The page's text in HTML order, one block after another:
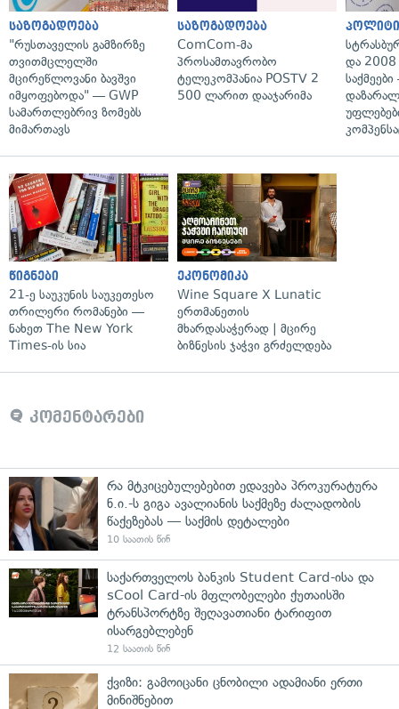
საზოგადოება
"რუსთაველის გამზირზე
თვითმცლელში
მცირეწლოვანი ბავშვი
იმყოფებოდა" — GWP
სამართლებრივ ზომებს
მიმართავს
საზოგადოება
ComCom-მა
პროსამთავრობო
ტელეკომპანია POSTV 2
500 ლარით დააჯარიმა
და 2008
წიგნები
21-ე საუკუნის საუკეთესო
თრილერი რომანები —
ნახეთ The New York
Times-ის სია
ეკონომიკა
Wine Square X Lunatic
ერთმანეთის
მხარდასაჭერად | მცირე
ბიზნესის ჯაჭვი გრძელდება
კომენტარები
რა მტკიცებულებებით ედავება პროკურატურა
ნ.ი.-ს გიგა ავალიანის საქმეზე ძალადობის
წაქეზებას — საქმის დეტალები
10 საათის წინ
საქართველოს ბანკის Student Card-ისა და
sCool Card-ის მფლობელები ქუთაისში
ტრანსპორტზე შეღავათიანი ტარიფით
ისარგებლებენ
12 საათის წინ
ქვიზი: გამოიცანი ცნობილი ადამიანი ერთი
მინიშნებით